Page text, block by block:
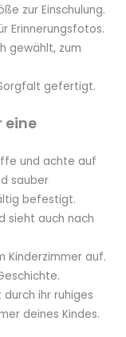
zur Einschulung.
Erinnerungsfotos.
gewählt, zum
gefertigt.
eine
und achte auf
sauber
befestigt.
sieht auch nach
Kinderzimmer auf.
ihr ruhiges
deines Kindes.